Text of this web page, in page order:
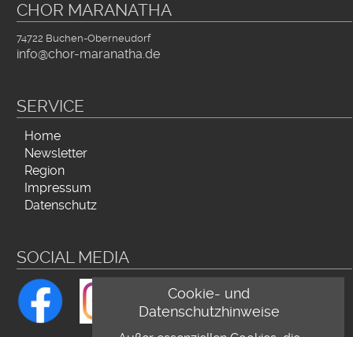
Cookie- und
Datenschutzhinweise
CHOR MARANATHA
74722 Buchen-Oberneudorf
info@chor-maranatha.de
SERVICE
Navigation
überspringen
Home
Newsletter
Region
Impressum
Datenschutz
SOCIAL MEDIA